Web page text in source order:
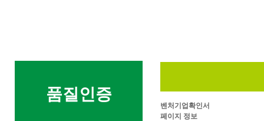
품질인증
벤처기업확인서
페이지 정보